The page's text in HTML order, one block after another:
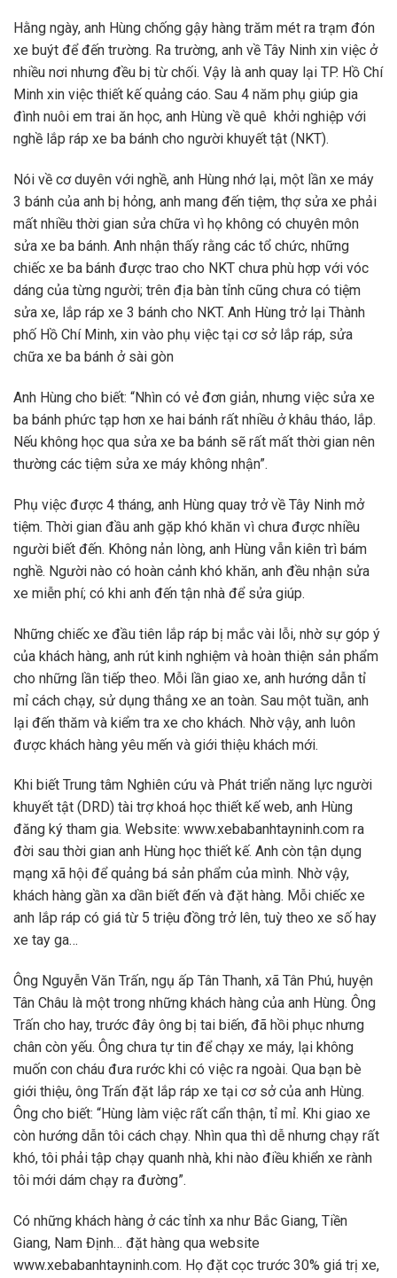
Hằng ngày, anh Hùng chống gậy hàng trăm mét ra trạm đón
xe buýt để đến trường. Ra trường, anh về Tây Ninh xin việc ở
nhiều nơi nhưng đều bị từ chối. Vậy là anh quay lại TP. Hồ Chí
Minh xin việc thiết kế quảng cáo. Sau 4 năm phụ giúp gia
đình nuôi em trai ăn học, anh Hùng về quê khởi nghiệp với
nghề lắp ráp xe ba bánh cho người khuyết tật (NKT).
Nói về cơ duyên với nghề, anh Hùng nhớ lại, một lần xe máy
3 bánh của anh bị hỏng, anh mang đến tiệm, thợ sửa xe phải
mất nhiều thời gian sửa chữa vì họ không có chuyên môn
sửa xe ba bánh. Anh nhận thấy rằng các tổ chức, những
chiếc xe ba bánh được trao cho NKT chưa phù hợp với vóc
dáng của từng người; trên địa bàn tỉnh cũng chưa có tiệm
sửa xe, lắp ráp xe 3 bánh cho NKT. Anh Hùng trở lại Thành
phố Hồ Chí Minh, xin vào phụ việc tại cơ sở lắp ráp, sửa
chữa xe ba bánh ở sài gòn
Anh Hùng cho biết: “Nhìn có vẻ đơn giản, nhưng việc sửa xe
ba bánh phức tạp hơn xe hai bánh rất nhiều ở khâu tháo, lắp.
Nếu không học qua sửa xe ba bánh sẽ rất mất thời gian nên
thường các tiệm sửa xe máy không nhận”.
Phụ việc được 4 tháng, anh Hùng quay trở về Tây Ninh mở
tiệm. Thời gian đầu anh gặp khó khăn vì chưa được nhiều
người biết đến. Không nản lòng, anh Hùng vẫn kiên trì bám
nghề. Người nào có hoàn cảnh khó khăn, anh đều nhận sửa
xe miễn phí; có khi anh đến tận nhà để sửa giúp.
Những chiếc xe đầu tiên lắp ráp bị mắc vài lỗi, nhờ sự góp ý
của khách hàng, anh rút kinh nghiệm và hoàn thiện sản phẩm
cho những lần tiếp theo. Mỗi lần giao xe, anh hướng dẫn tỉ
mỉ cách chạy, sử dụng thắng xe an toàn. Sau một tuần, anh
lại đến thăm và kiểm tra xe cho khách. Nhờ vậy, anh luôn
được khách hàng yêu mến và giới thiệu khách mới.
Khi biết Trung tâm Nghiên cứu và Phát triển năng lực người
khuyết tật (DRD) tài trợ khoá học thiết kế web, anh Hùng
đăng ký tham gia. Website: www.xebabanhtayninh.com ra
đời sau thời gian anh Hùng học thiết kế. Anh còn tận dụng
mạng xã hội để quảng bá sản phẩm của mình. Nhờ vậy,
khách hàng gần xa dần biết đến và đặt hàng. Mỗi chiếc xe
anh lắp ráp có giá từ 5 triệu đồng trở lên, tuỳ theo xe số hay
xe tay ga…
Ông Nguyễn Văn Trấn, ngụ ấp Tân Thanh, xã Tân Phú, huyện
Tân Châu là một trong những khách hàng của anh Hùng. Ông
Trấn cho hay, trước đây ông bị tai biến, đã hồi phục nhưng
chân còn yếu. Ông chưa tự tin để chạy xe máy, lại không
muốn con cháu đưa rước khi có việc ra ngoài. Qua bạn bè
giới thiệu, ông Trấn đặt lắp ráp xe tại cơ sở của anh Hùng.
Ông cho biết: “Hùng làm việc rất cẩn thận, tỉ mỉ. Khi giao xe
còn hướng dẫn tôi cách chạy. Nhìn qua thì dễ nhưng chạy rất
khó, tôi phải tập chạy quanh nhà, khi nào điều khiển xe rành
tôi mới dám chạy ra đường”.
Có những khách hàng ở các tỉnh xa như Bắc Giang, Tiền
Giang, Nam Định… đặt hàng qua website
www.xebabanhtayninh.com. Họ đặt cọc trước 30% giá trị xe,